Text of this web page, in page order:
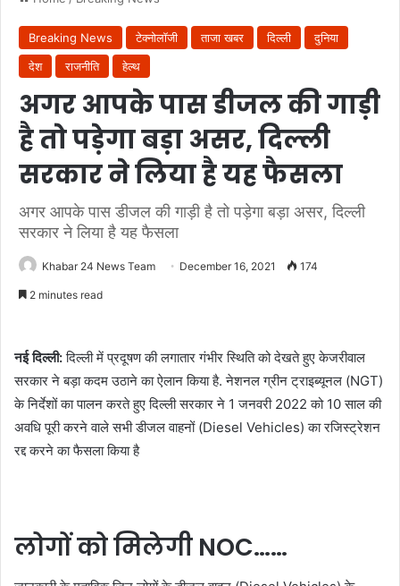
Breaking News टेक्नोलॉजी ताजा खबर दिल्ली
दुनिया
देश
राजनीति हेल्थ
अगर आपके पास डीजल की गाड़ी
है तो पड़ेगा बड़ा असर, दिल्ली
सरकार ने लिया है यह फैसला
अगर आपके पास डीजल की गाड़ी है तो पड़ेगा बड़ा असर, दिल्ली
सरकार ने लिया है यह फैसला
Khabar 24 News Team December 16, 2021 174
2 minutes read
नई दिल्ली:दिल्ली में प्रदूषण की लगातार गंभीर स्थिति को देखते हुए केजरीवाल
सरकार ने बड़ा कदम उठाने का ऐलान किया है. नेशनल ग्रीन ट्राइब्यूनल (NGT)
के निर्देशों का पालन करते हुए दिल्ली सरकार ने 1 जनवरी 2022 को 10 साल की
अवधि पूरी करने वाले सभी डीजल वाहनों (Diesel Vehicles) का रजिस्ट्रेशन
रद्द करने का फैसला किया है
लोगों को मिलेगी NOC……